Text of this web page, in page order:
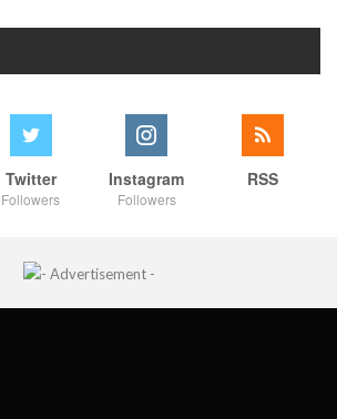
Twitter
Followers
Instagram
Followers
RSS